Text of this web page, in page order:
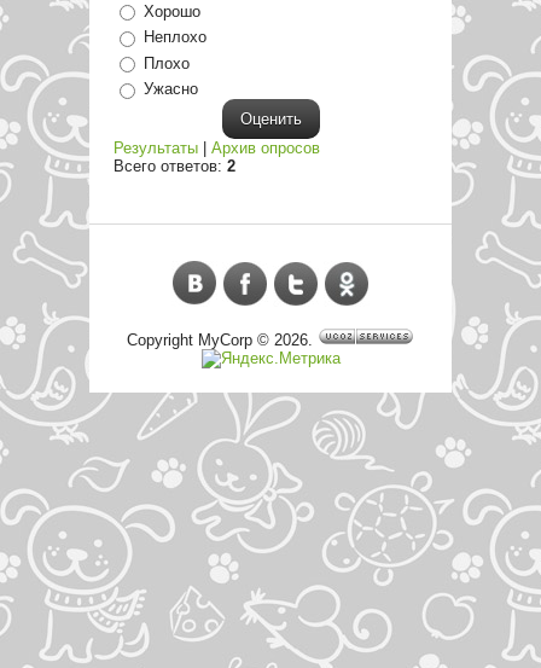
Хорошо
Неплохо
Плохо
Ужасно
Результаты
Архив опросов
Всего ответов: 2
Copyright MyCorp © 2026